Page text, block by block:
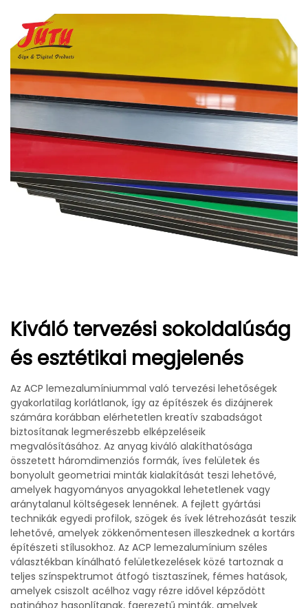
Kiváló tervezési sokoldalúság
és esztétikai megjelenés
Az ACP lemezalumíniummal való tervezési lehetőségek
gyakorlatilag korlátlanok, így az építészek és dizájnerek
számára korábban elérhetetlen kreatív szabadságot
biztosítanak legmerészebb elképzeléseik
megvalósításához. Az anyag kiváló alakíthatósága
összetett háromdimenziós formák, íves felületek és
bonyolult geometriai minták kialakítását teszi lehetővé,
amelyek hagyományos anyagokkal lehetetlenek vagy
aránytalanul költségesek lennének. A fejlett gyártási
technikák egyedi profilok, szögek és ívek létrehozását teszik
lehetővé, amelyek zökkenőmentesen illeszkednek a kortárs
építészeti stílusokhoz. Az ACP lemezalumínium széles
választékban kínálható felületkezelések közé tartoznak a
teljes színspektrumot átfogó tisztaszínek, fémes hatások,
amelyek csiszolt acélhoz vagy rézre idővel képződött
patinához hasonlítanak, faerezetű minták, amelyek